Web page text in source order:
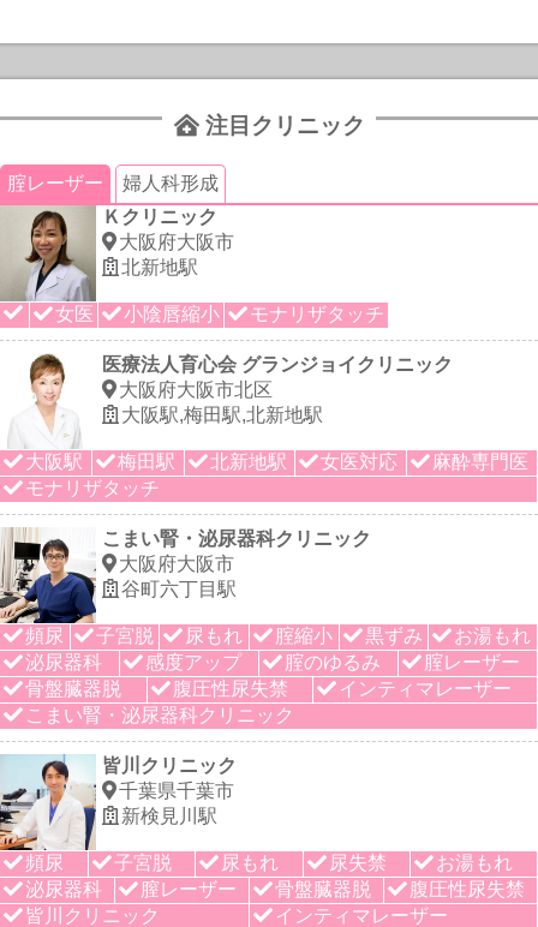
注目クリニック
腟レーザー
婦人科形成
Ｋクリニック
大阪府大阪市
北新地駅
女医 小陰唇縮小 モナリザタッチ
医療法人育心会 グランジョイクリニック
大阪府大阪市北区
大阪駅,梅田駅,北新地駅
大阪駅 梅田駅 北新地駅 女医対応
麻酔専門医
モナリザタッチ
こまい腎・泌尿器科クリニック
大阪府大阪市
谷町六丁目駅
頻尿 子宮脱 尿もれ 腟縮小 黒ずみ
お湯もれ
泌尿器科
感度アップ 腟のゆるみ
腟レーザー
骨盤臓器脱
腹圧性尿失禁
インティマレーザー
こまい腎・泌尿器科クリニック
皆川クリニック
千葉県千葉市
新検見川駅
頻尿 子宮脱 尿もれ 尿失禁
お湯もれ
泌尿器科
膣レーザー 骨盤臓器脱
腹圧性尿失禁
皆川クリニック
インティマレーザー